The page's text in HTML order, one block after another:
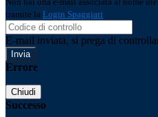
tramite la Login Spaggiari
E-mail inviata, si prega di
Errore
Chiudi
Successo